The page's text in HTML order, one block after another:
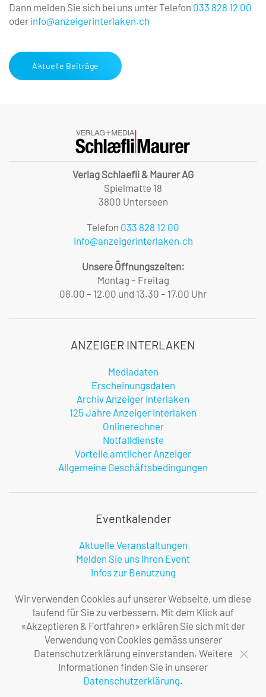
Dann melden Sie sich bei uns unter Telefon 033 828 12 00
oder info@anzeigerinterlaken.ch
Aktuelle Beiträge
Verlag Schlaefli & Maurer AG
Spielmatte 18
3800 Unterseen
Telefon 033 828 12 00
info@anzeigerinterlaken.ch
Unsere Öffnungszeiten:
Montag – Freitag
08.00 – 12.00 und 13.30 – 17.00 Uhr
ANZEIGER INTERLAKEN
Mediadaten
Erscheinungsdaten
Archiv Anzeiger Interlaken
125 Jahre Anzeiger Interlaken
Onlinerechner
Notfalldienste
Vorteile amtlicher Anzeiger
Allgemeine Geschäftsbedingungen
Eventkalender
Aktuelle Veranstaltungen
Melden Sie uns Ihren Event
Infos zur Benutzung
Firma
Über uns
Ihre Ansprechpersonen
Impressum
Wir verwenden Cookies auf unserer Webseite, um diese
laufend für Sie zu verbessern. Mit dem Klick auf
«Akzeptieren & Fortfahren» erklären Sie sich mit der
Verwendung von Cookies gemäss unserer
Datenschutzerklärung einverstanden. Weitere
Informationen finden Sie in unserer
Datenschutzerklärung.